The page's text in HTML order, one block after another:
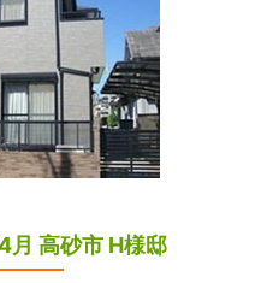
月 高砂市 H様邸